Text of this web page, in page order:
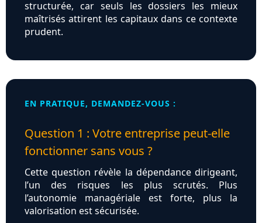
structurée, car seuls les dossiers les mieux
maîtrisés attirent les capitaux dans ce contexte
prudent.
EN PRATIQUE, DEMANDEZ-VOUS :
Question 1 : Votre entreprise peut-elle
fonctionner sans vous ?
Cette question révèle la dépendance dirigeant,
l’un des risques les plus scrutés. Plus
l’autonomie managériale est forte, plus la
valorisation est sécurisée.